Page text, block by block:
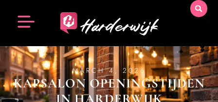
MARCH 4, 2026
KAPSALON OPENINGSTIJDEN